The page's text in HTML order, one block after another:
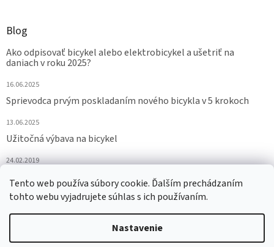
Tento web používa súbory cookie. Ďalším prechádzaním
tohto webu vyjadrujete súhlas s ich používaním.
Nastavenie
Blog
Ako odpisovať bicykel alebo elektrobicykel a ušetriť na
daniach v roku 2025?
16.06.2025
Sprievodca prvým poskladaním nového bicykla v 5 krokoch
13.06.2025
Užitočná výbava na bicykel
24.02.2019
ARCHÍV
Vytvoril Shoptet